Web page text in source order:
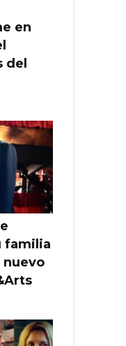
en
del
familia
nuevo